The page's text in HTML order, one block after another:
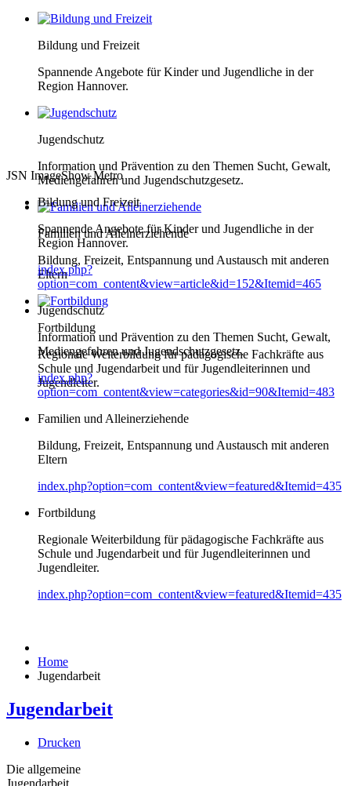
Bildung und Freizeit
Spannende Angebote für Kinder und Jugendliche in der
Region Hannover.
Jugendschutz
Information und Prävention zu den Themen Sucht, Gewalt,
Mediengefahren und Jugendschutzgesetz.
Familien und Alleinerziehende
Bildung, Freizeit, Entspannung und Austausch mit anderen
Eltern
Fortbildung
Regionale Weiterbildung für pädagogische Fachkräfte aus
Schule und Jugendarbeit und für Jugendleiterinnen und
Jugendleiter.
JSN ImageShow Metro
Bildung und Freizeit
Spannende Angebote für Kinder und Jugendliche in der
Region Hannover.
index.php?
option=com_content&view=article&id=152&Itemid=465
Jugendschutz
Information und Prävention zu den Themen Sucht, Gewalt,
Mediengefahren und Jugendschutzgesetz.
index.php?
option=com_content&view=categories&id=90&Itemid=483
Familien und Alleinerziehende
Bildung, Freizeit, Entspannung und Austausch mit anderen
Eltern
index.php?option=com_content&view=featured&Itemid=435
Fortbildung
Regionale Weiterbildung für pädagogische Fachkräfte aus
Schule und Jugendarbeit und für Jugendleiterinnen und
Jugendleiter.
index.php?option=com_content&view=featured&Itemid=435
Home
Jugendarbeit
Jugendarbeit
Drucken
Die allgemeine